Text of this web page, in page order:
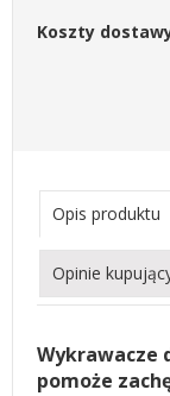
Koszty
Opis produktu
Opinie
Wykrawacze
pomoże